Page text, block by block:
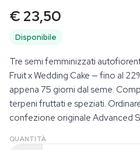
€ 23,50
Disponibile
Tre semi femminizzati
Fruit x Wedding Cake — fino al
appena 75 giorni dal seme.
terpeni fruttati e speziati.
confezione originale Advanced
QUANTITÀ